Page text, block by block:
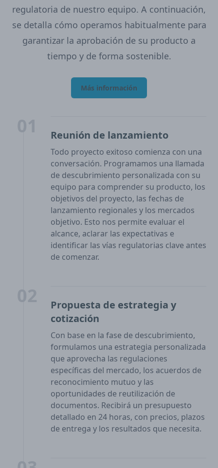
regulatoria de nuestro equipo. A continuación,
se detalla cómo operamos habitualmente para
garantizar la aprobación de su producto a
tiempo y de forma sostenible.
Más información
Reunión de lanzamiento
Todo proyecto exitoso comienza con una
conversación. Programamos una llamada
de descubrimiento personalizada con su
equipo para comprender su producto, los
objetivos del proyecto, las fechas de
lanzamiento regionales y los mercados
objetivo. Esto nos permite evaluar el
alcance, aclarar las expectativas e
identificar las vías regulatorias clave antes
de comenzar.
Propuesta de estrategia y
cotización
Con base en la fase de descubrimiento,
formulamos una estrategia personalizada
que aprovecha las regulaciones
específicas del mercado, los acuerdos de
reconocimiento mutuo y las
oportunidades de reutilización de
documentos. Recibirá un presupuesto
detallado en 24 horas, con precios, plazos
de entrega y los resultados que necesita.